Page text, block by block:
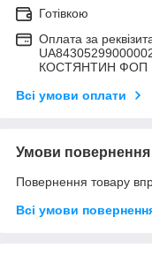
Готівкою
Оплата за
КОСТЯНТИН ФОП
Всі умови оплати
Умови повернення
Повернення товару
Всі умови